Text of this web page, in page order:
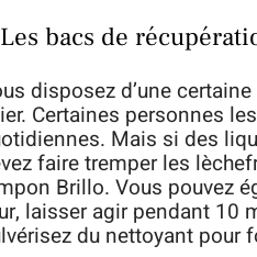
Les bacs de
disposez d’une
Certaines personnes
Mais si des
faire tremper les
Brillo. Vous pouvez
laisser agir pendant 10
du nettoyant pour